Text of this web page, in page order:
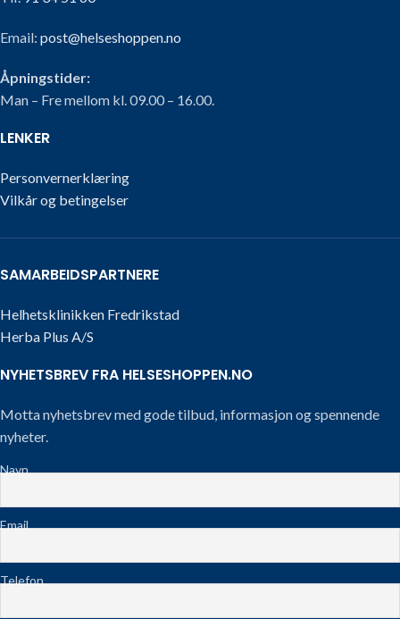
Email: post@helseshoppen.no
Åpningstider:
Man – Fre mellom kl. 09.00 – 16.00.
LENKER
Personvernerklæring
Vilkår og betingelser
SAMARBEIDSPARTNERE
Helhetsklinikken Fredrikstad
Herba Plus A/S
NYHETSBREV FRA HELSESHOPPEN.NO
Motta nyhetsbrev med gode tilbud, informasjon og spennende
nyheter.
Navn
Email
Telefon